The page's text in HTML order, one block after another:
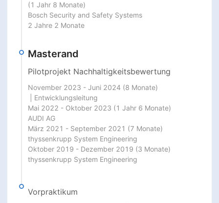
(1 Jahr 8 Monate)
Bosch Security and Safety Systems
2 Jahre 2 Monate
Masterand
Pilotprojekt Nachhaltigkeitsbewertung
November 2023 - Juni 2024 (8 Monate)
Mai 2022 - Oktober 2023 (1 Jahr 6 Monate)
AUDI AG
März 2021 - September 2021 (7 Monate)
thyssenkrupp System Engineering
Oktober 2019 - Dezember 2019 (3 Monate)
thyssenkrupp System Engineering
Vorpraktikum